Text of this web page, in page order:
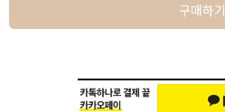
구매하기